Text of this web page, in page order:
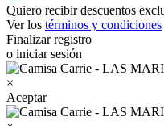
Quiero recibir descuentos
Ver los términos y condiciones
Finalizar registro
o iniciar sesión
×
Aceptar